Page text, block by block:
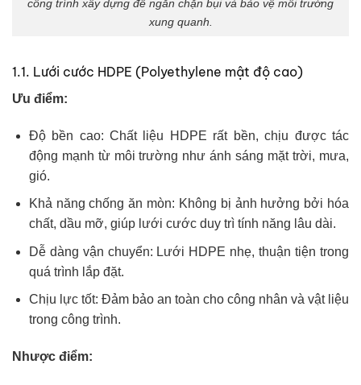
công trình xây dựng để ngăn chặn bụi và bảo vệ môi trường
xung quanh.
1.1. Lưới cước HDPE (Polyethylene mật độ cao)
Ưu điểm:
Độ bền cao: Chất liệu HDPE rất bền, chịu được tác
động mạnh từ môi trường như ánh sáng mặt trời, mưa,
gió.
Khả năng chống ăn mòn: Không bị ảnh hưởng bởi hóa
chất, dầu mỡ, giúp lưới cước duy trì tính năng lâu dài.
Dễ dàng vận chuyển: Lưới HDPE nhẹ, thuận tiện trong
quá trình lắp đặt.
Chịu lực tốt: Đảm bảo an toàn cho công nhân và vật liệu
trong công trình.
Nhược điểm: